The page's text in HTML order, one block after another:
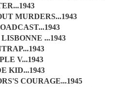
MURDERS...1943
...1943
V...1943
KID...1943
COURAGE...1945